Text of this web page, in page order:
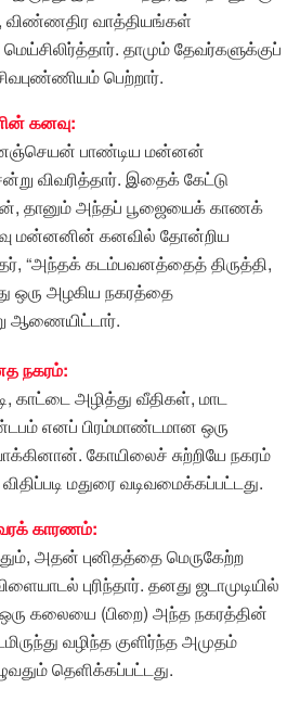
விண்ணதிர வாத்தியங்கள்
தாமும் தேவர்களுக்குப்
பெற்றார்.
கனவு:
பாண்டிய மன்னன்
விவரித்தார். இதைக் கேட்டு
தானும் அந்தப் பூஜையைக் காணக்
மன்னனின் கனவில் தோன்றிய
“அந்தக் கடம்பவனத்தைத் திருத்தி,
ஒரு அழகிய நகரத்தை
ஆணையிட்டார்.
நகரம்:
அழித்து வீதிகள், மாட
எனப் பிரம்மாண்டமான ஒரு
கோயிலைச் சுற்றியே நகரம்
மதுரை வடிவமைக்கப்பட்டது.
வரக் காரணம்:
அதன் புனிதத்தை மெருகேற்ற
புரிந்தார். தனது ஜடாமுடியில்
ஒரு கலையை (பிறை) அந்த நகரத்தின்
வழிந்த குளிர்ந்த அமுதம்
தெளிக்கப்பட்டது.